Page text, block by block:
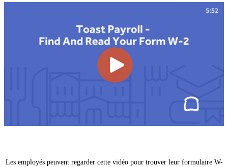
Les employés peuvent regarder cette vidéo pour trouver leur formulaire W-